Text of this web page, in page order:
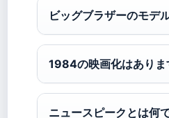
ビッグブラザーのモデ
1984の映画化はありま
ニュースピークとは何